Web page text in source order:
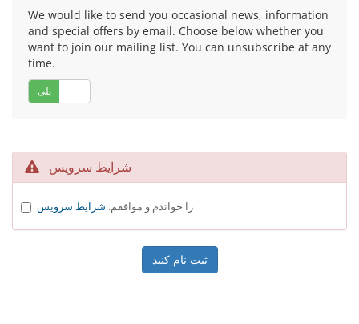
We would like to send you occasional news, information
and special offers by email. Choose below whether you
want to join our mailing list. You can unsubscribe at any
time.
بلی
شرایط سرویس
را خواندم و موافقم. شرایط سرویس